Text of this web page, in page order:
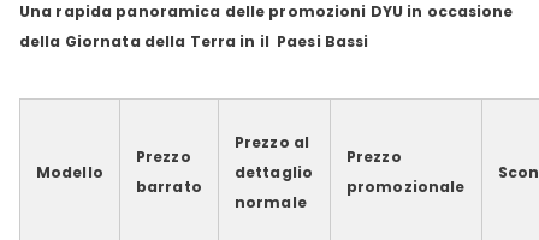
Una rapida panoramica delle promozioni DYU in occasione
della Giornata della Terra in il Paesi Bassi
Modello
Prezzo
barrato
Prezzo al
dettaglio
normale
Prezzo
promozionale